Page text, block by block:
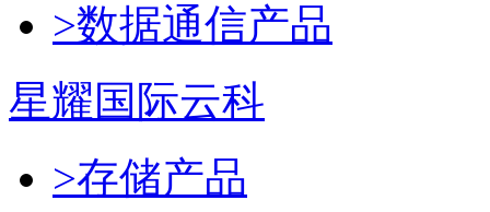
>数据通信产品
星耀国际云科
>存储产品